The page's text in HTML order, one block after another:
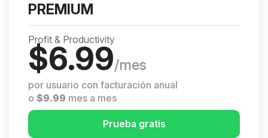
PREMIUM
Profit & Productivity
$6.99/mes
por usuario con facturación anual
o $9.99 mes a mes
Prueba gratis